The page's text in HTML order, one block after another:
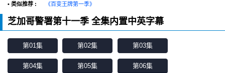
• 类似推荐 :
《百变王牌第一季》
芝加哥警署第十一季 全集内置中英字幕
第01集 第02集 第03集
第04集 第05集 第06集